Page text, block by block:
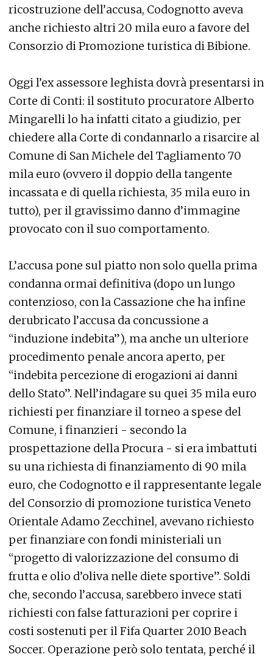
ricostruzione dell’accusa, Codognotto aveva
anche richiesto altri 20 mila euro a favore del
Consorzio di Promozione turistica di Bibione.
Oggi l’ex assessore leghista dovrà presentarsi in
Corte di Conti: il sostituto procuratore Alberto
Mingarelli lo ha infatti citato a giudizio, per
chiedere alla Corte di condannarlo a risarcire al
Comune di San Michele del Tagliamento 70
mila euro (ovvero il doppio della tangente
incassata e di quella richiesta, 35 mila euro in
tutto), per il gravissimo danno d’immagine
provocato con il suo comportamento.
L’accusa pone sul piatto non solo quella prima
condanna ormai definitiva (dopo un lungo
contenzioso, con la Cassazione che ha infine
derubricato l’accusa da concussione a
“induzione indebita”), ma anche un ulteriore
procedimento penale ancora aperto, per
“indebita percezione di erogazioni ai danni
dello Stato”. Nell’indagare su quei 35 mila euro
richiesti per finanziare il torneo a spese del
Comune, i finanzieri - secondo la
prospettazione della Procura - si era imbattuti
su una richiesta di finanziamento di 90 mila
euro, che Codognotto e il rappresentante legale
del Consorzio di promozione turistica Veneto
Orientale Adamo Zecchinel, avevano richiesto
per finanziare con fondi ministeriali un
“progetto di valorizzazione del consumo di
frutta e olio d’oliva nelle diete sportive”. Soldi
che, secondo l’accusa, sarebbero invece stati
richiesti con false fatturazioni per coprire i
costi sostenuti per il Fifa Quarter 2010 Beach
Soccer. Operazione però solo tentata, perché il